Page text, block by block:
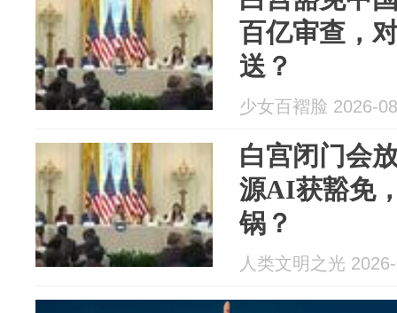
百亿审查，
送？
少女百褶脸 2026-
白宫闭门会
源AI获豁免
锅？
人类文明之光